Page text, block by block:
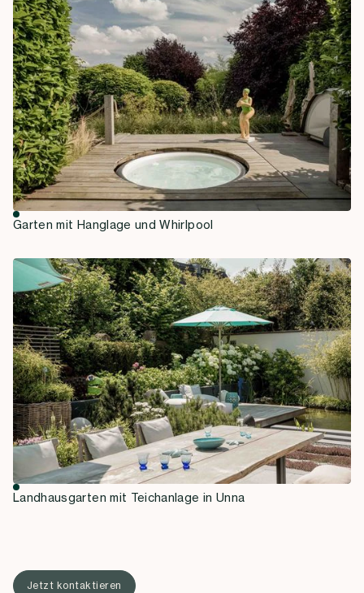
Garten mit Hanglage und Whirlpool
Landhausgarten mit Teichanlage in Unna
Jetzt kontaktieren